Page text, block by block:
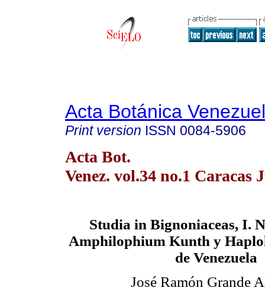
Acta Botánica
Print version ISSN 0084-5906
Acta Bot.
Venez. vol.34 no.1 Caracas
Studia in Bignoniaceas, I.
Amphilophium Kunth y
de Venezuela
José Ramón Grande